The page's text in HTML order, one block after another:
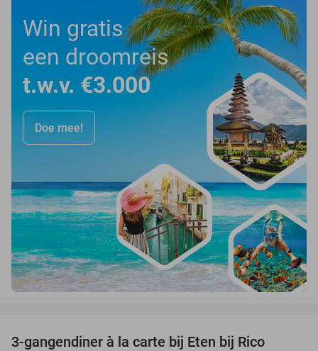
Win gratis
een droomreis
t.w.v. €3.000
Doe mee!
3-gangendiner à la carte bij Eten bij Rico